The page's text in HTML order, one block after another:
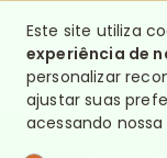
Este site utiliza
experiência de
personalizar
ajustar suas
acessando nossa